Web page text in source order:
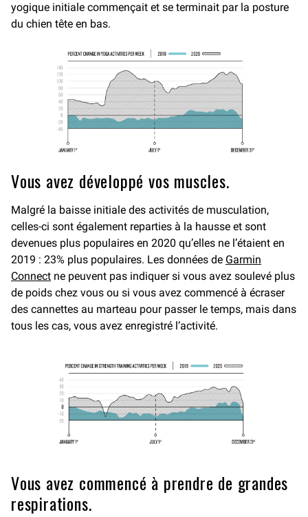
yogique initiale commençait et se terminait par la posture
du chien tête en bas.
Vous avez développé vos muscles.
Malgré la baisse initiale des activités de musculation,
celles-ci sont également reparties à la hausse et sont
devenues plus populaires en 2020 qu’elles ne l’étaient en
2019 : 23% plus populaires. Les données de Garmin
Connect ne peuvent pas indiquer si vous avez soulevé plus
de poids chez vous ou si vous avez commencé à écraser
des cannettes au marteau pour passer le temps, mais dans
tous les cas, vous avez enregistré l’activité.
Vous avez commencé à prendre de grandes
respirations.